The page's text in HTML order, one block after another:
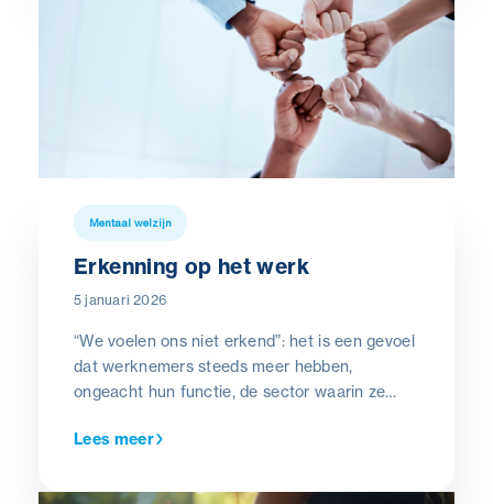
mogelijke oplossingen aanreiken die de
chauffeurs kunnen helpen om die drie grote
Mentaal welzijn
Erkenning op het werk
5 januari 2026
“We voelen ons niet erkend”: het is een gevoel
dat werknemers steeds meer hebben,
ongeacht hun functie, de sector waarin ze
verstaan we onder “erkenning”? Waarom
Waarom is het zo belangrijk? Welk antwoord
Lees meer